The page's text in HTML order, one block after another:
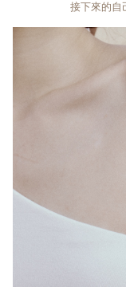
接下來的自